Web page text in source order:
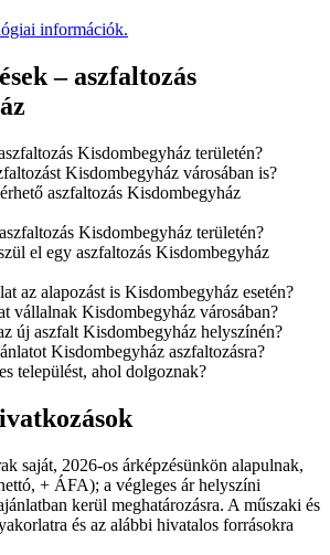
információk.
– aszfaltozás
Kisdombegyház területén?
Kisdombegyház városában is?
aszfaltozás Kisdombegyház
Kisdombegyház területén?
el egy aszfaltozás Kisdombegyház
az alapozást is Kisdombegyház esetén?
vállalnak Kisdombegyház városában?
új aszfalt Kisdombegyház helyszínén?
Kisdombegyház aszfaltozásra?
települést, ahol dolgoznak?
saját, 2026-os árképzésünkön alapulnak,
+ ÁFA); a végleges ár helyszíni
kerül meghatározásra. A műszaki és
és az alábbi hivatalos forrásokra